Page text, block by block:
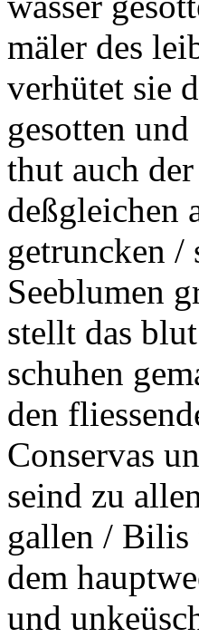
mäler des
verhütet sie
gesotten und
thut auch
deßgleichen
getruncken /
Seeblumen
stellt das
schuhen
den
Conservas
seind zu
gallen / Bilis
dem
und